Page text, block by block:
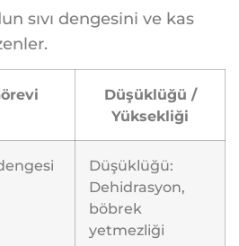
sıvı dengesini ve kas
Düşüklüğü /
Yüksekliği
dengesi
Düşüklüğü:
Dehidrasyon,
böbrek
yetmezliği